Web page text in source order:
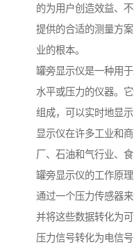
的为用户创造效益、
提供的合适的测量方
业的根本。
罐旁显示仪是一种用
水平或压力的仪器。
组成，可以实时地显
显示仪在许多工业和
厂、石油和气行业、食
罐旁显示仪的工作原
通过一个压力传感器
并将这些数据转化为
压力信号转化为电信